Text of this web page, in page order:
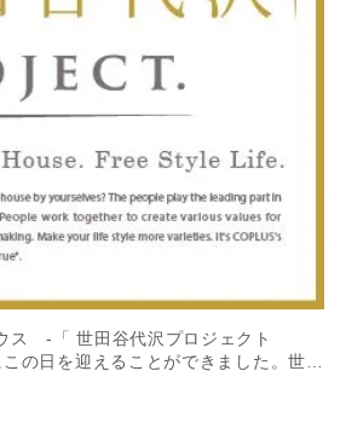
-「 世田谷代沢プロジェクト
の日を迎えることができました。世…